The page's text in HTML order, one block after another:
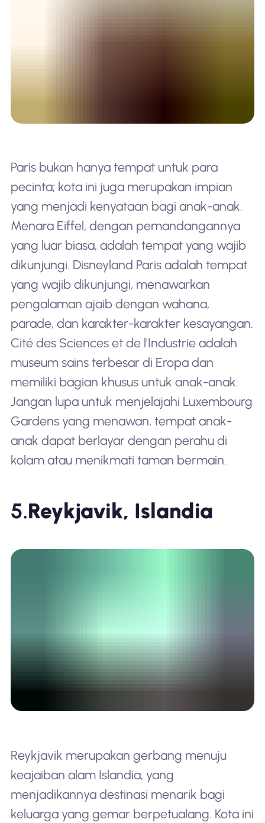
Paris bukan hanya tempat untuk para
pecinta; kota ini juga merupakan impian
yang menjadi kenyataan bagi anak-anak.
Menara Eiffel, dengan pemandangannya
yang luar biasa, adalah tempat yang wajib
dikunjungi. Disneyland Paris adalah tempat
yang wajib dikunjungi, menawarkan
pengalaman ajaib dengan wahana,
parade, dan karakter-karakter kesayangan.
Cité des Sciences et de l'Industrie adalah
museum sains terbesar di Eropa dan
memiliki bagian khusus untuk anak-anak.
Jangan lupa untuk menjelajahi Luxembourg
Gardens yang menawan, tempat anak-
anak dapat berlayar dengan perahu di
kolam atau menikmati taman bermain.
5.Reykjavik, Islandia
Reykjavik merupakan gerbang menuju
keajaiban alam Islandia, yang
menjadikannya destinasi menarik bagi
keluarga yang gemar berpetualang. Kota ini